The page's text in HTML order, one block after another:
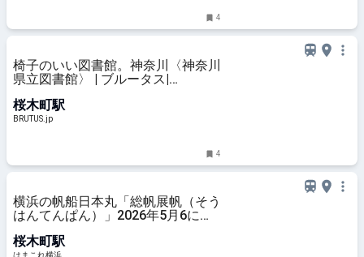
4
椅子のいい図書館。神奈川〈神奈川
県立図書館〉 | ブルータス|
桜木町駅
BRUTUS.jp
4
横浜の帆船日本丸「総帆展帆（そう
はんてんぱん）」2026年5月6に開
まこれ横浜
桜木町駅
はまこれ横浜